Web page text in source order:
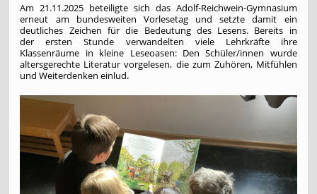
Am 21.11.2025 beteiligte sich das Adolf-Reichwein-Gymnasium
erneut am bundesweiten Vorlesetag und setzte damit ein
deutliches Zeichen für die Bedeutung des Lesens. Bereits in
der ersten Stunde verwandelten viele Lehrkräfte ihre
Klassenräume in kleine Leseoasen: Den Schüler/innen wurde
altersgerechte Literatur vorgelesen, die zum Zuhören, Mitfühlen
und Weiterdenken einlud.